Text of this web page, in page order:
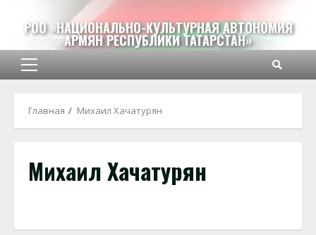
содержимому
РОО «НАЦИОНАЛЬНО-КУЛЬТУРНАЯ АВТОНОМИЯ
АРМЯН РЕСПУБЛИКИ ТАТАРСТАН»
Основное
Главная Михаил Хачатурян
Михаил Хачатурян